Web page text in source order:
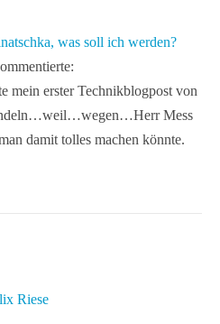
was soll ich werden?
mein erster Technikblogpost von
Mess
damit tolles machen könnte.
Riese